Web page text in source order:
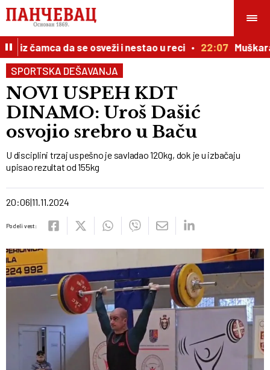
čamca da se osveži i nestao u reci 22:07 Muškarac
SPORTSKA DEŠAVANJA
NOVI USPEH KDT
DINAMO: Uroš Dašić
osvojio srebro u Baču
U disciplini trzaj uspešno je savladao 120kg, dok je u izbačaju
upisao rezultat od 155kg
20:06 11.11.2024
Podeli vest: